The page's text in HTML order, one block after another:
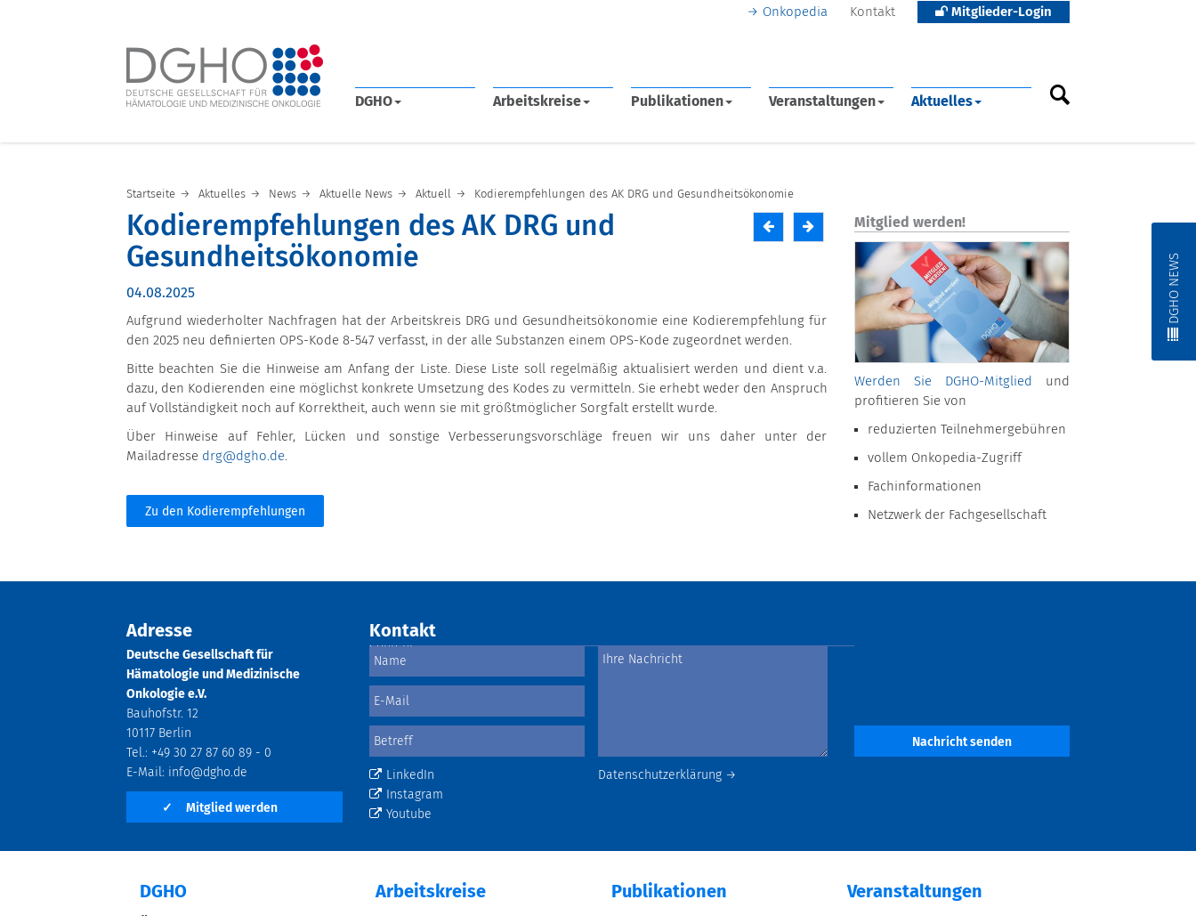
Onkopedia Kontakt Mitglieder-Login
DGHO Arbeitskreise Publikationen Veranstaltungen Aktuelles
DGHO NEWS
Startseite Aktuelles News Aktuelle News Aktuell Kodierempfehlungen des AK DRG und Gesundheitsökonomie
Kodierempfehlungen des AK DRG und
Gesundheitsökonomie
04.08.2025
Aufgrund wiederholter Nachfragen hat der Arbeitskreis DRG und Gesundheitsökonomie eine Kodierempfehlung für
den 2025 neu definierten OPS-Kode 8-547 verfasst, in der alle Substanzen einem OPS-Kode zugeordnet werden.
Bitte beachten Sie die Hinweise am Anfang der Liste. Diese Liste soll regelmäßig aktualisiert werden und dient v.a.
dazu, den Kodierenden eine möglichst konkrete Umsetzung des Kodes zu vermitteln. Sie erhebt weder den Anspruch
auf Vollständigkeit noch auf Korrektheit, auch wenn sie mit größtmöglicher Sorgfalt erstellt wurde.
Über Hinweise auf Fehler, Lücken und sonstige Verbesserungsvorschläge freuen wir uns daher unter der
Mailadresse drg@dgho.de.
Zu den Kodierempfehlungen
Mitglied werden!
Werden Sie DGHO-Mitglied
und
profitieren Sie von
reduzierten Teilnehmergebühren
vollem Onkopedia-Zugriff
Fachinformationen
Netzwerk der Fachgesellschaft
Adresse
Deutsche Gesellschaft für
Hämatologie und Medizinische
Onkologie e.V.
Bauhofstr. 12
10117 Berlin
Tel.: +49 30 27 87 60 89 - 0
E-Mail: info@dgho.de
✓ Mitglied werden
Kontakt
Datenschutzerklärung →
LinkedIn
Instagram
Youtube
Nachricht senden
DGHO Arbeitskreise Publikationen Veranstaltungen